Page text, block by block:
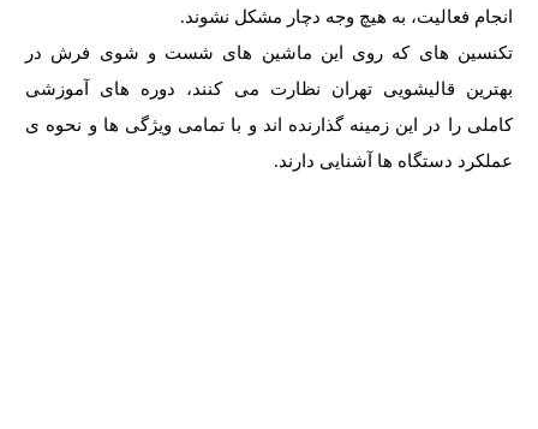
انجام فعالیت، به هیچ وجه دچار مشکل نشوند.
تکنسین های که روی این ماشین های شست و شوی فرش در
بهترین قالیشویی تهران نظارت می کنند، دوره های آموزشی
کاملی را در این زمینه گذارنده اند و با تمامی ویژگی ها و نحوه ی
عملکرد دستگاه ها آشنایی دارند.